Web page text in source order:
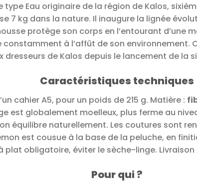
type Eau originaire de la région de Kalos,
7 kg dans la nature. Il inaugure la lignée
protège son corps en l’entourant d’une
à l’affût de son environnement.
dresseurs de Kalos depuis le lancement de la
Caractéristiques techniques
cahier A5, pour un poids de 215 g. Matière :
est globalement moelleux, plus ferme au
équilibre naturellement. Les coutures sont
est cousue à la base de la peluche, en
plat obligatoire, éviter le sèche-linge.
Pour qui ?